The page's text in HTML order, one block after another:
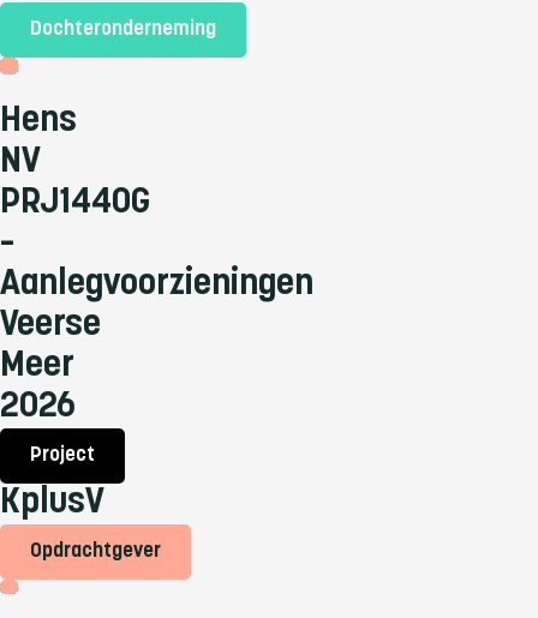
Dochteronderneming
Hens
NV
PRJ1440G
–
Aanlegvoorzieningen
Veerse
Meer
2026
Project
KplusV
Opdrachtgever